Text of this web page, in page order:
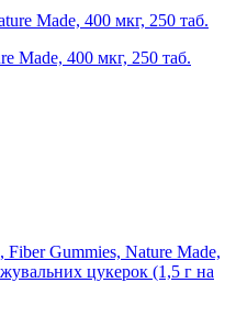
Made, 400 мкг, 250 таб.